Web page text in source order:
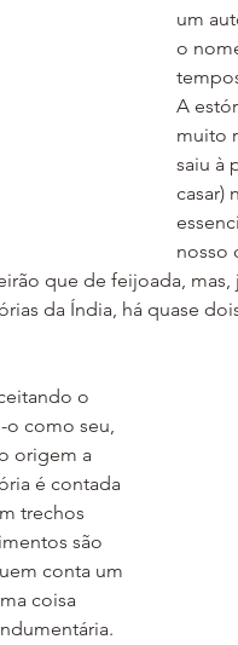
um
o
A
muito
saiu à
casar)
nosso
que de feijoada, mas,
da Índia, há quase
o como seu,
origem a
é contada
trechos
são
conta um
coisa